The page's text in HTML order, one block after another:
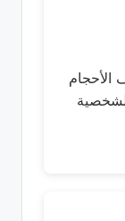
الأحجام